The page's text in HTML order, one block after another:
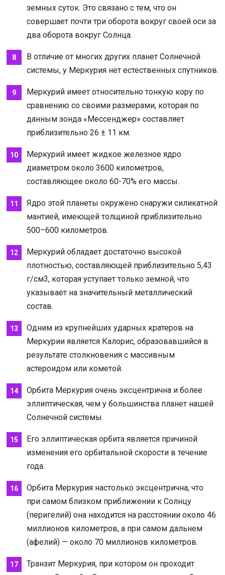
земных суток. Это связано с тем, что он
совершает почти три оборота вокруг своей оси за
два оборота вокруг Солнца.
В отличие от многих других планет Солнечной
системы, у Меркурия нет естественных спутников.
Меркурий имеет относительно тонкую кору по
сравнению со своими размерами, которая по
данным зонда «Мессенджер» составляет
приблизительно 26 ± 11 км.
Меркурий имеет жидкое железное ядро
диаметром около 3600 километров,
составляющее около 60-70% его массы.
Ядро этой планеты окружено снаружи силикатной
мантией, имеющей толщиной приблизительно
500–600 километров.
Меркурий обладает достаточно высокой
плотностью, составляющей приблизительно 5,43
г/см3, которая уступает только земной, что
указывает на значительный металлический
состав.
Одним из крупнейших ударных кратеров на
Меркурии является Калорис, образовавшийся в
результате столкновения с массивным
астероидом или кометой.
Орбита Меркурия очень эксцентрична и более
эллиптическая, чем у большинства планет нашей
Солнечной системы.
Его эллиптическая орбита является причиной
изменения его орбитальной скорости в течение
года.
Орбита Меркурия настолько эксцентрична, что
при самом близком приближении к Солнцу
(перигелий) она находится на расстоянии около 46
миллионов километров, а при самом дальнем
(афелий) — около 70 миллионов километров.
Транзит Меркурия, при котором он проходит